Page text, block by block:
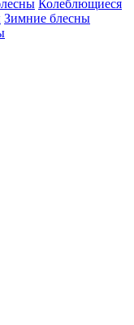
Колеблющиеся
Зимние блесны